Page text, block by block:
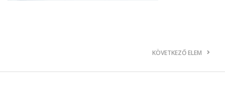
KÖVETKEZŐ ELEM